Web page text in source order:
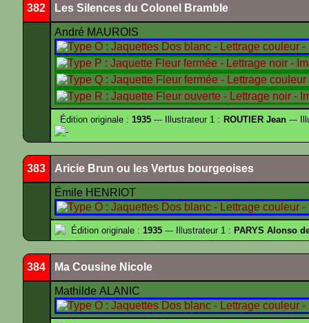
382 Les Silences du Colonel Bramble
André MAUROIS
Édition originale :1935 --- Illustrateur 1 : ROUTIER Jean---
-
383 Aricie Brun ou les Vertus bourgeoises
Émile HENRIOT
Édition originale : 1935 --- Illustrateur 1 : PARYS Alonso
384 Ma Cousine Nicole
Mathilde ALANIC